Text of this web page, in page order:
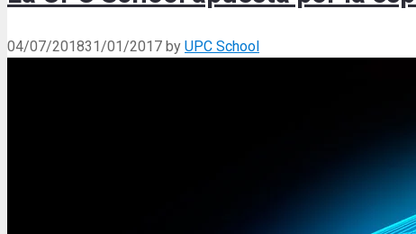
04/07/201831/01/2017 by UPC School